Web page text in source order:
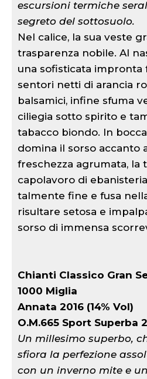
escursioni termiche
segreto del sottosuolo.
Nel calice, la sua veste
trasparenza nobile. Al
una sofisticata impronta
sentori netti di arancia
balsamici, infine sfuma
ciliegia sotto spirito e
tabacco biondo. In
domina il sorso accanto
freschezza agrumata, la
capolavoro di
talmente fine e fusa
risultare setosa e
sorso di immensa
Chianti Classico Gran
1000 Miglia
Annata 2016 (14% Vol)
O.M.665 Sport Superba
Un millesimo superbo,
sfiora la perfezione
con un inverno mite e